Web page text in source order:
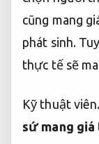
cũng mang
phát sinh.
thực tế sẽ
Kỹ thuật viên.
sứ mang giá